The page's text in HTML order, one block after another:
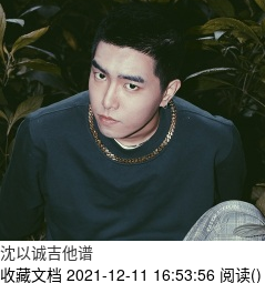
沈以诚吉他谱
收藏文档 2021-12-11 16:53:56 阅读()